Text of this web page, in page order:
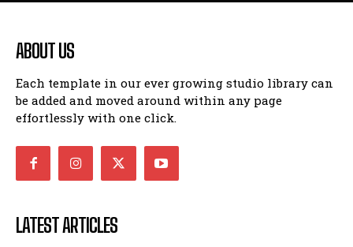
ABOUT US
Each template in our ever growing studio library can
be added and moved around within any page
effortlessly with one click.
LATEST ARTICLES